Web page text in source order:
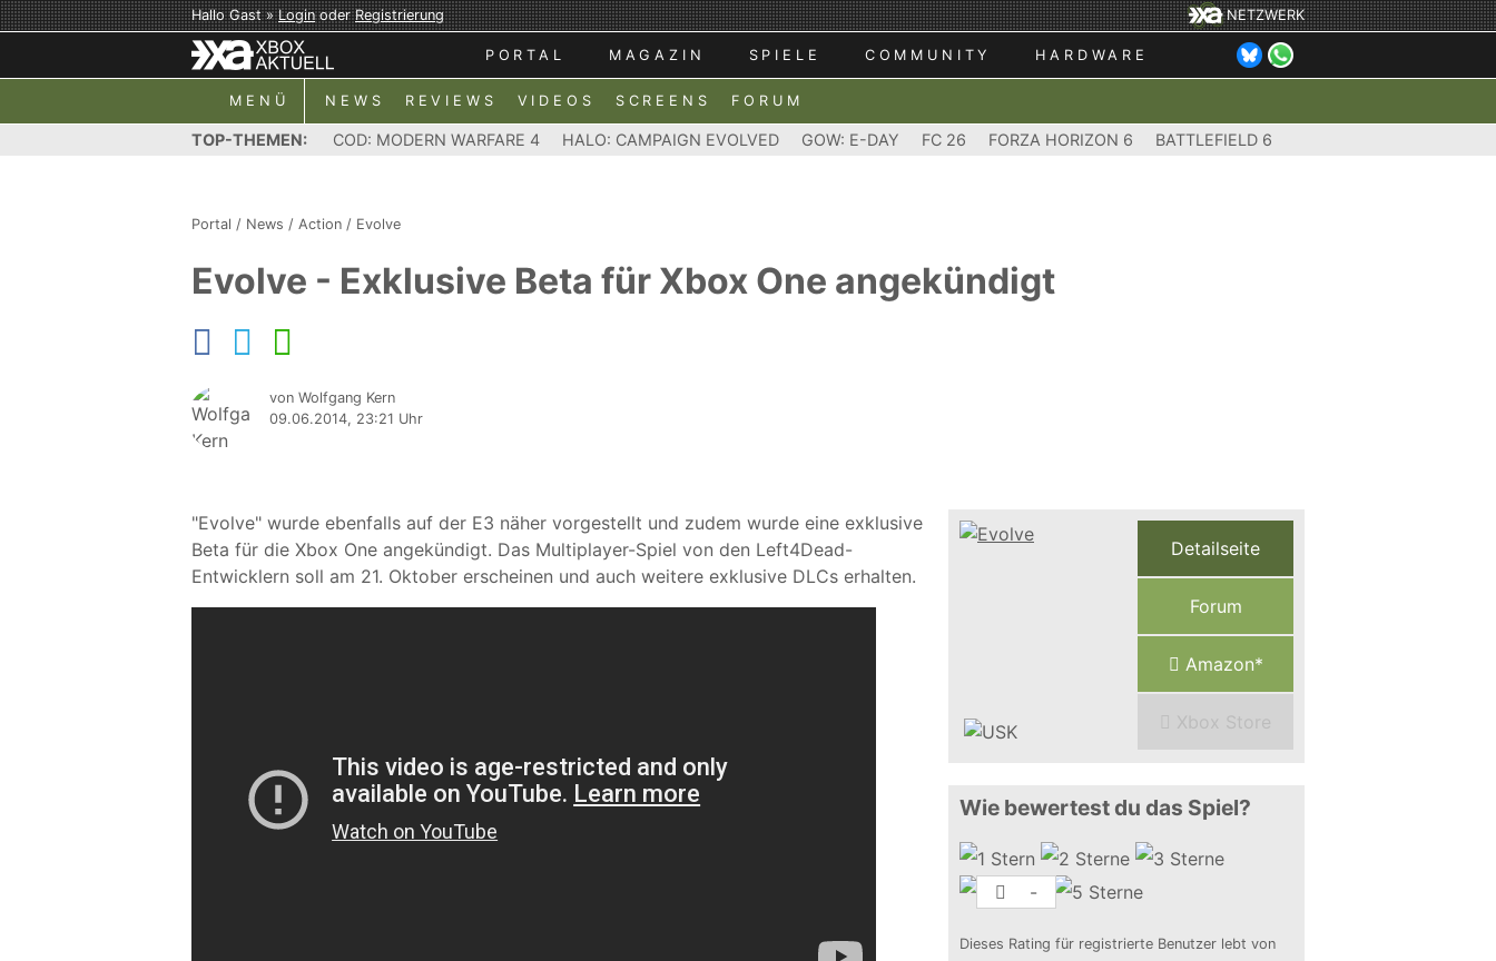
Hallo Gast »LoginoderRegistrierung NETZWERK
PORTAL MAGAZIN SPIELE COMMUNITY HARDWARE
MENÜ NEWS REVIEWS VIDEOS SCREENS FORUM
TOP-THEMEN: COD: MODERN WARFARE 4 HALO: CAMPAIGN EVOLVED GOW: E-DAY FC 26 FORZA HORIZON 6 BATTLEFIELD 6
Portal / News / Action / Evolve
Evolve - Exklusive Beta für Xbox One angekündigt
von Wolfgang Kern
09.06.2014, 23:21 Uhr
"Evolve" wurde ebenfalls auf der E3 näher vorgestellt und zudem wurde eine exklusive
Beta für die Xbox One angekündigt. Das Multiplayer-Spiel von den Left4Dead-
Entwicklern soll am 21. Oktober erscheinen und auch weitere exklusive DLCs erhalten.
Detailseite
Forum
Amazon*
Xbox Store
Wie bewertest du das Spiel?
-
Dieses Rating für registrierte Benutzer lebt von